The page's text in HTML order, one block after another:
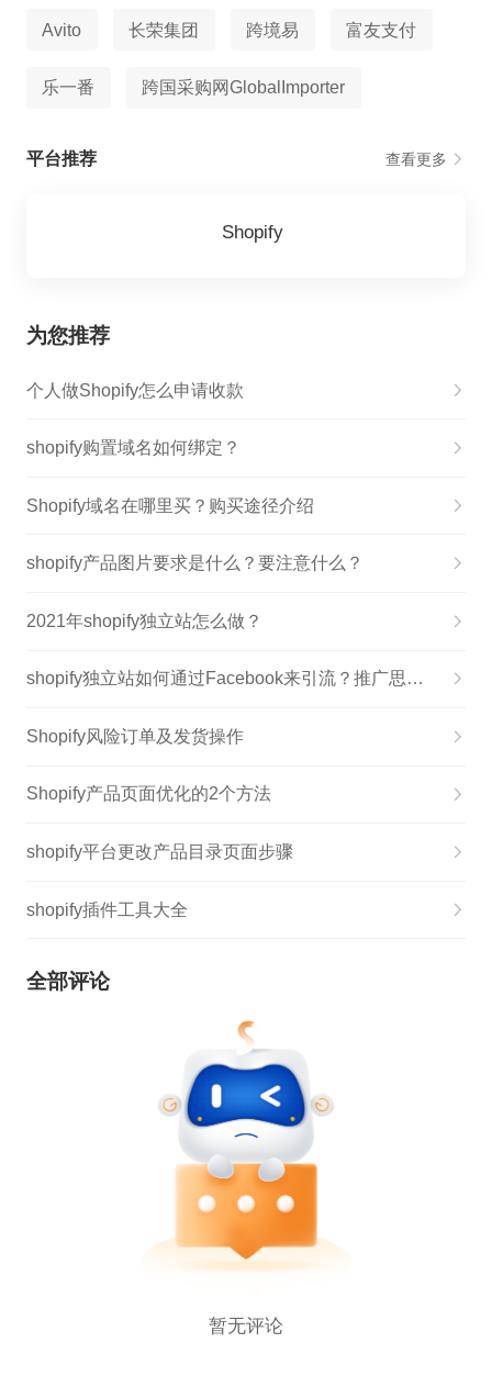
Avito 长荣集团 跨境易 富友支付
乐一番 跨国采购网GlobalImporter
平台推荐 查看更多
Shopify
为您推荐
个人做Shopify怎么申请收款
shopify购置域名如何绑定？
Shopify域名在哪里买？购买途径介绍
shopify产品图片要求是什么？要注意什么？
2021年shopify独立站怎么做？
shopify独立站如何通过Facebook来引流？推广思路分享
Shopify风险订单及发货操作
Shopify产品页面优化的2个方法
shopify平台更改产品目录页面步骤
shopify插件工具大全
全部评论
暂无评论